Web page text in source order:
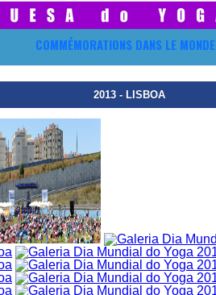
COMMÉMORATIONS DANS LE MONDE
2013 - LISBOA